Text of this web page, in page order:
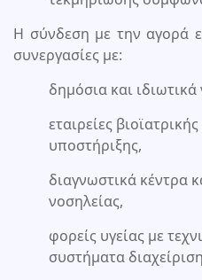
Η σύνδεση με την αγορά
συνεργασίες με:
δημόσια και ιδιωτικά
εταιρείες
υποστήριξης,
διαγνωστικά κέντρα
νοσηλείας,
φορείς υγείας με
συστήματα